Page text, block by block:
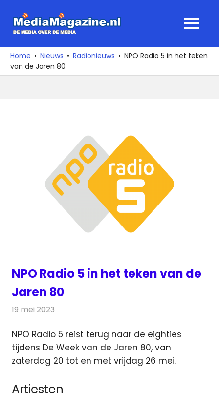
naar
media
over
de
MENU
Home Nieuws Radionieuws
NPO Radio 5 in het teken
van de Jaren 80
NPO Radio 5 in het teken van de
Jaren 80
19 mei 2023
NPO Radio 5 reist terug naar de eighties
tijdens De Week van de Jaren 80, van
zaterdag 20 tot en met vrijdag 26 mei.
Artiesten